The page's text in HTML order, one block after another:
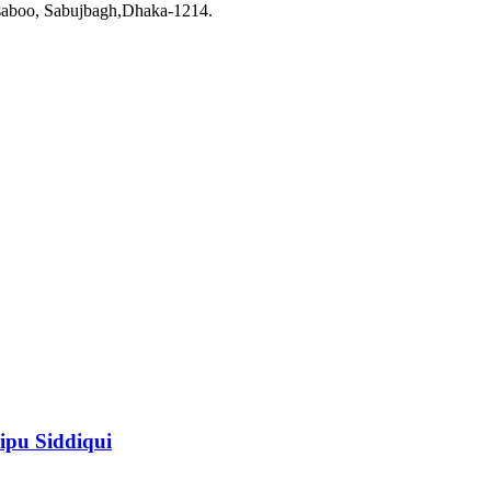
Sabujbagh,Dhaka-1214.
Siddiqui